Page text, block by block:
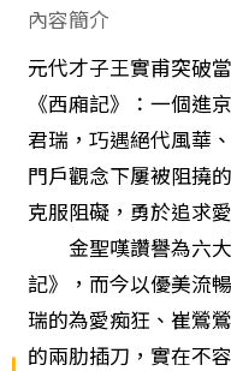
內容簡介
元代才子王實甫突破
《西廂記》：一個進
君瑞，巧遇絕代風華
門戶觀念下屢被阻撓
克服阻礙，勇於追求
金聖嘆讚譽為六大
記》，而今以優美流
瑞的為愛痴狂、崔鶯
的兩肋插刀，實在不